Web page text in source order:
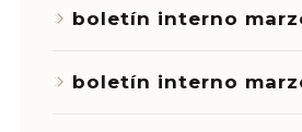
boletín interno
boletín interno